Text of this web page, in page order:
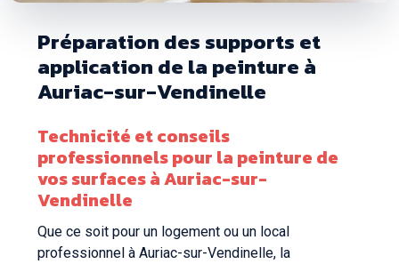
Préparation des supports et
application de la peinture à
Auriac-sur-Vendinelle
Technicité et conseils
professionnels pour la peinture de
vos surfaces à Auriac-sur-
Vendinelle
Que ce soit pour un logement ou un local
professionnel à Auriac-sur-Vendinelle, la